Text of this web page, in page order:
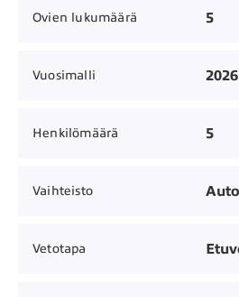
Ovien lukumäärä 5
Vuosimalli 2026
Henkilömäärä 5
Vaihteisto
Vetotapa